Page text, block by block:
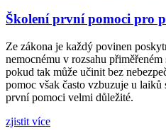
Školení první pomoci pro
Ze zákona je každý povinen
nemocnému v rozsahu
pokud tak může učinit bez
pomoc však často vzbuzuje u
první pomoci velmi důležité.
zjistit více